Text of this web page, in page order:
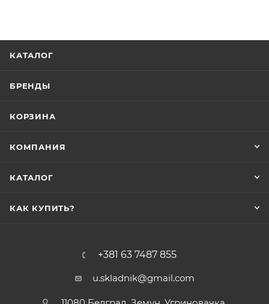
КАТАЛОГ
БРЕНДЫ
КОРЗИНА
КОМПАНИЯ
КАТАЛОГ
КАК КУПИТЬ?
+381 63 7487 855
u.skladnik@gmail.com